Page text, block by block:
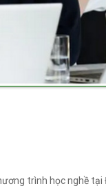
trình học nghề tại